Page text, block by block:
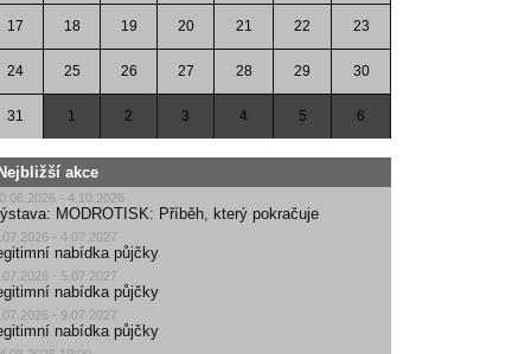
17 18 19 20 21 22 23
24 25 26 27 28 29 30
31 1 2 3 4 5 6
Nejbližší akce
- 4.10.2026
MODROTISK: Příběh, který pokračuje
- 4.07.2027
nabídka půjčky
- 5.07.2027
nabídka půjčky
- 9.07.2027
nabídka půjčky